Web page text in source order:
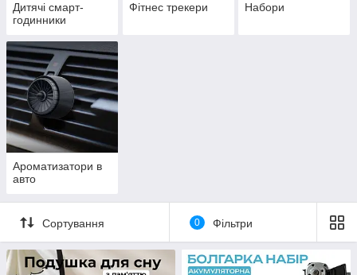
Дитячі смарт-
годинники
Фітнес трекери Набори
Ароматизатори в
авто
Сортування 0 Фільтри